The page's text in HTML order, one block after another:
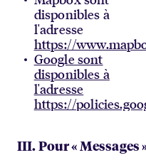
disponibles à
l'adresse
https://
Google sont
disponibles à
l'adresse
https://
III. Pour « Messages